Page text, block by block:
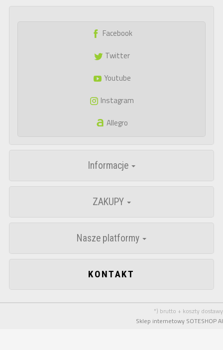
Facebook
Twitter
Youtube
Instagram
Allegro
Informacje
ZAKUPY
Nasze platformy
KONTAKT
*) brutto + koszty dostawy
Sklep internetowy SOTESHOP AI